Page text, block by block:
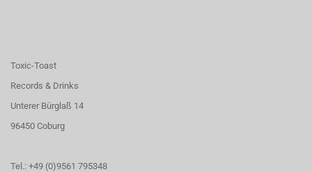
Toxic-Toast
Records & Drinks
Unterer Bürglaß 14
96450 Coburg
Tel.: +49 (0)9561 795348